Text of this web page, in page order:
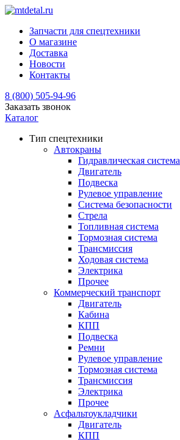
Запчасти для спецтехники
О магазине
Доставка
Новости
Контакты
8 (800) 505-94-96
Заказать звонок
Каталог
Тип спецтехники
Автокраны
Гидравлическая система
Двигатель
Подвеска
Рулевое управление
Система безопасности
Стрела
Топливная система
Тормозная система
Трансмиссия
Ходовая система
Электрика
Прочее
Коммерческий транспорт
Двигатель
Кабина
КПП
Подвеска
Ремни
Рулевое управление
Тормозная система
Трансмиссия
Электрика
Прочее
Асфальтоукладчики
Двигатель
КПП